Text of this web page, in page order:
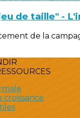
de taille" -
de la
croissance